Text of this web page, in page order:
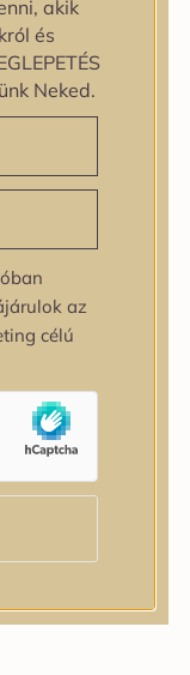
akik
és
Neked.
az
célú